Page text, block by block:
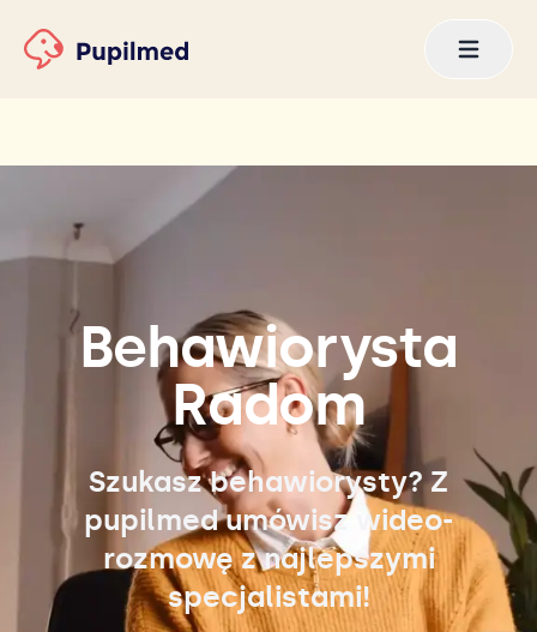
Behawiorysta
Radom
Szukasz behawiorysty? Z
pupilmed umówisz wideo-
rozmowę z najlepszymi
specjalistami!